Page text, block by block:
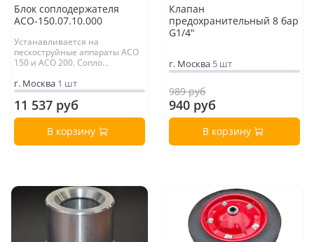
Блок соплодержателя
АСО-150.07.10.000
Устанавливается на
пескоструйные аппараты АСО
150 и АСО 200. Сопло...
г. Москва 1 шт
11 537 руб
В корзину
Клапан
предохранительный 8 бар
G1/4"
г. Москва 5 шт
989 руб
940 руб
В корзину